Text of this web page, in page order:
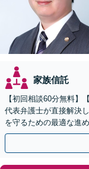
家族信託
【初回相談60分無料】
代表弁護士が直接解決
を守るための最適な進
ださい【オンライン相